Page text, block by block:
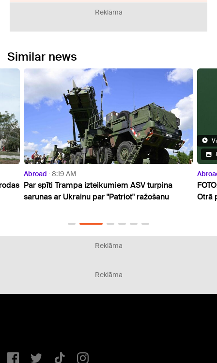
Reklāma
Similar news
Video
8 Photos
Abroad 10:07 AM
FOTO: Ilgstošais sausums atsedzis nogrimušas
Otrā pasaules kara relikvijas Donavas upē
Reklāma
Reklāma